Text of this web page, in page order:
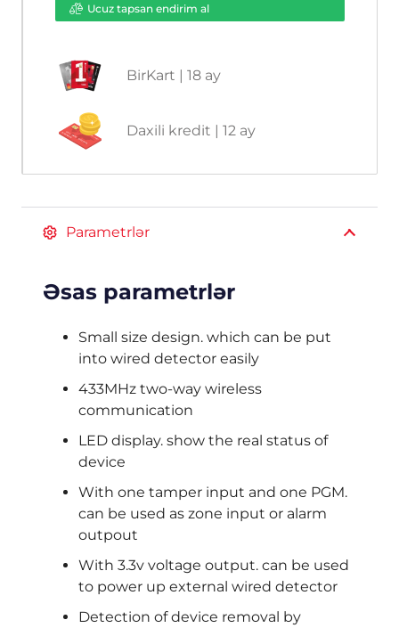
Ucuz tapsan endirim al
BirKart | 18 ay
Daxili kredit | 12 ay
Parametrlər
Əsas parametrlər
Small size design. which can be put
into wired detector easily
433MHz two-way wireless
communication
LED display. show the real status of
device
With one tamper input and one PGM.
can be used as zone input or alarm
outpout
With 3.3v voltage output. can be used
to power up external wired detector
Detection of device removal by